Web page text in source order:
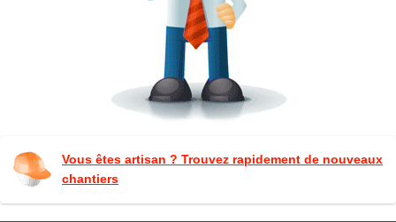
Vous êtes artisan ? Trouvez rapidement de nouveaux
chantiers